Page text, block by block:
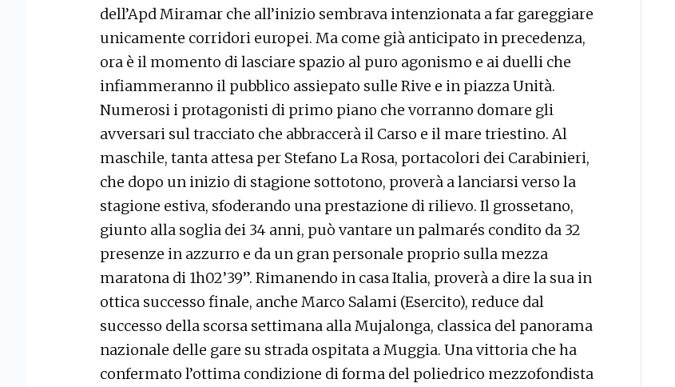
dell’Apd Miramar che all’inizio sembrava intenzionata a far gareggiare
unicamente corridori europei. Ma come già anticipato in precedenza,
ora è il momento di lasciare spazio al puro agonismo e ai duelli che
infiammeranno il pubblico assiepato sulle Rive e in piazza Unità.
Numerosi i protagonisti di primo piano che vorranno domare gli
avversari sul tracciato che abbraccerà il Carso e il mare triestino. Al
maschile, tanta attesa per Stefano La Rosa, portacolori dei Carabinieri,
che dopo un inizio di stagione sottotono, proverà a lanciarsi verso la
stagione estiva, sfoderando una prestazione di rilievo. Il grossetano,
giunto alla soglia dei 34 anni, può vantare un palmarés condito da 32
presenze in azzurro e da un gran personale proprio sulla mezza
maratona di 1h02’39”. Rimanendo in casa Italia, proverà a dire la sua in
ottica successo finale, anche Marco Salami (Esercito), reduce dal
successo della scorsa settimana alla Mujalonga, classica del panorama
nazionale delle gare su strada ospitata a Muggia. Una vittoria che ha
confermato l’ottima condizione di forma del poliedrico mezzofondista